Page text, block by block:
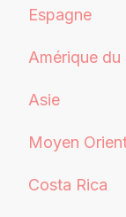
Espagne
Amérique du
Asie
Moyen
Costa Rica